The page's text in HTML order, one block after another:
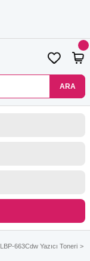
ARA
LBP-663Cdw Yazıcı Toneri